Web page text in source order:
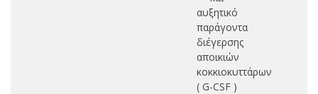
αυξητικό
παράγοντα
διέγερσης
αποικιών
κοκκιοκυττάρων
( G-CSF )